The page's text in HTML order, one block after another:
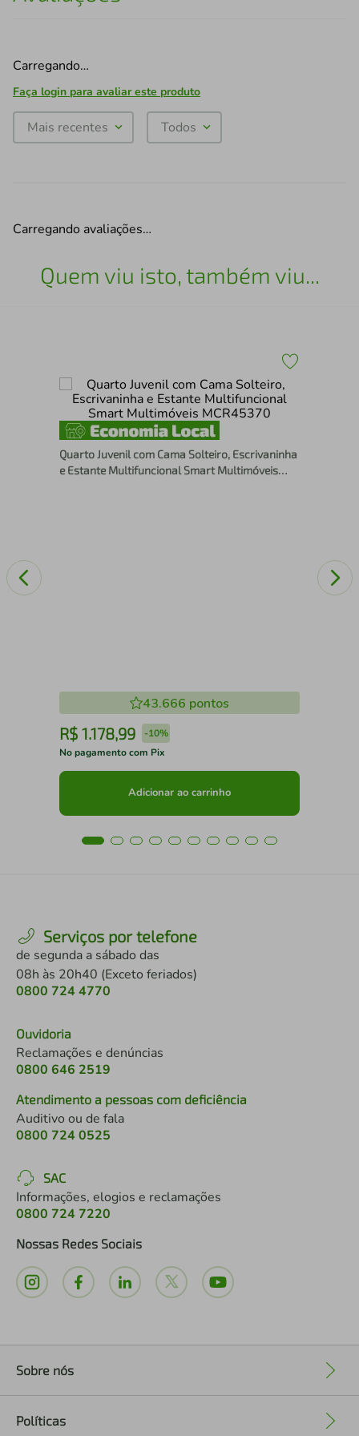
Carregando…
Faça login para avaliar este produto
Mais recentes Todos
Carregando avaliações…
Quem viu isto, também viu...
Quarto Juvenil com Cama Solteiro, Escrivaninha
e Estante Multifuncional Smart Multimóveis
43.666 pontos
R$ 1.178,99 -10%
No pagamento com Pix
Adicionar ao carrinho
Serviços por telefone
de segunda a sábado das
08h às 20h40 (Exceto feriados)
0800 724 4770
Ouvidoria
Reclamações e denúncias
0800 646 2519
Atendimento a pessoas com deficiência
Auditivo ou de fala
0800 724 0525
SAC
Informações, elogios e reclamações
0800 724 7220
Nossas Redes Sociais
Sobre nós
Políticas